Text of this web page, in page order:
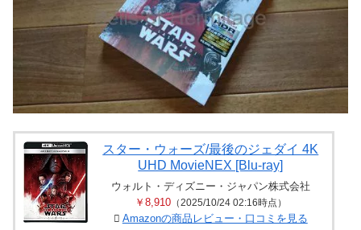
スター・ウォーズ/最後のジェダイ 4K
UHD MovieNEX [Blu-ray]
ウォルト・ディズニー・ジャパン株式会社
￥8,910（2025/10/24 02:16時点）
Amazonの商品レビュー・口コミを見る